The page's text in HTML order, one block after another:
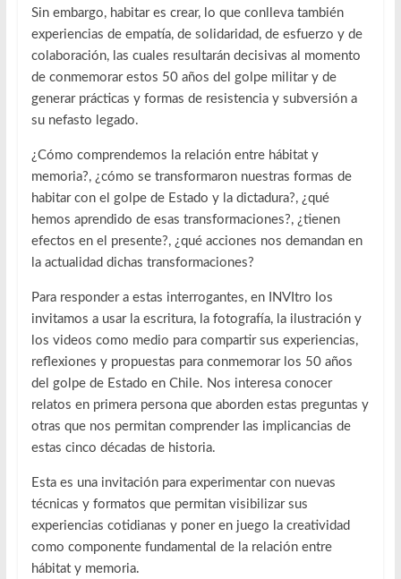
Sin embargo, habitar es crear, lo que conlleva también
experiencias de empatía, de solidaridad, de esfuerzo y de
colaboración, las cuales resultarán decisivas al momento
de conmemorar estos 50 años del golpe militar y de
generar prácticas y formas de resistencia y subversión a
su nefasto legado.
¿Cómo comprendemos la relación entre hábitat y
memoria?, ¿cómo se transformaron nuestras formas de
habitar con el golpe de Estado y la dictadura?, ¿qué
hemos aprendido de esas transformaciones?, ¿tienen
efectos en el presente?, ¿qué acciones nos demandan en
la actualidad dichas transformaciones?
Para responder a estas interrogantes, en INVItro los
invitamos a usar la escritura, la fotografía, la ilustración y
los videos como medio para compartir sus experiencias,
reflexiones y propuestas para conmemorar los 50 años
del golpe de Estado en Chile. Nos interesa conocer
relatos en primera persona que aborden estas preguntas y
otras que nos permitan comprender las implicancias de
estas cinco décadas de historia.
Esta es una invitación para experimentar con nuevas
técnicas y formatos que permitan visibilizar sus
experiencias cotidianas y poner en juego la creatividad
como componente fundamental de la relación entre
hábitat y memoria.